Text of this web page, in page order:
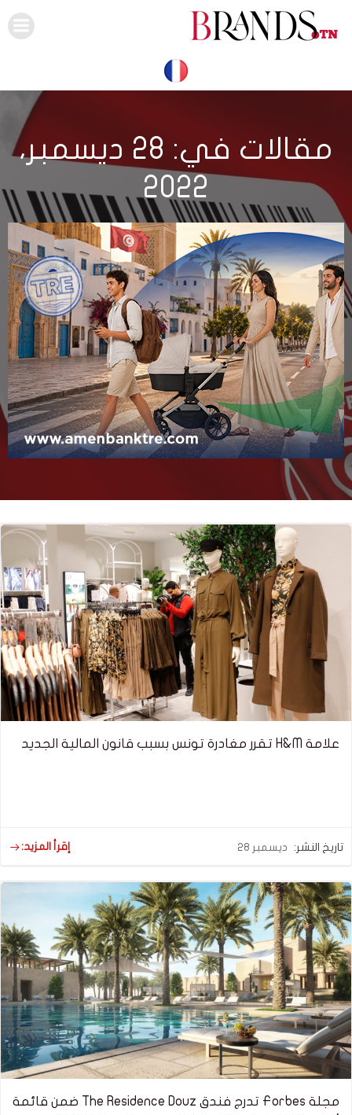
مقالات في: 28 ديسمبر،
2022
علامة H&M تقرر مغادرة تونس بسبب قانون المالية الجديد
تاريخ النشر: ديسمبر 28 إقرأ المزيد:
مجلة Forbes تدرج فندق The Residence Douz ضمن قائمة